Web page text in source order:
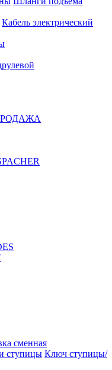
Кабель электрический
сменная
Ключ ступицы/